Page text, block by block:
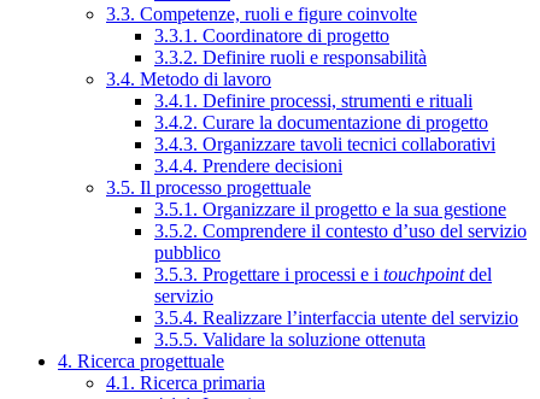
3.3. Competenze, ruoli e figure coinvolte
3.3.1. Coordinatore di progetto
3.3.2. Definire ruoli e responsabilità
3.4. Metodo di lavoro
3.4.1. Definire processi, strumenti e rituali
3.4.2. Curare la documentazione di progetto
3.4.3. Organizzare tavoli tecnici collaborativi
3.4.4. Prendere decisioni
3.5. Il processo progettuale
3.5.1. Organizzare il progetto e la sua gestione
3.5.2. Comprendere il contesto d’uso del servizio
pubblico
3.5.3. Progettare i processi e i touchpointdel
servizio
3.5.4. Realizzare l’interfaccia utente del servizio
3.5.5. Validare la soluzione ottenuta
4. Ricerca progettuale
4.1. Ricerca primaria